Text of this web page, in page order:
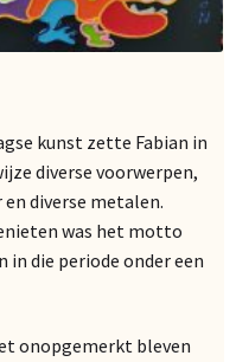
kunst zette Fabian in
diverse voorwerpen,
diverse metalen.
was het motto
in die periode onder een
onopgemerkt bleven